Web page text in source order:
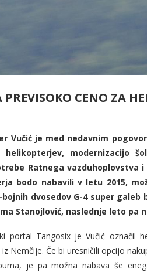
CENO ZA
Vučić je med nedavnim
helikopterjev, modernizacijo
Ratnega vazduhoplovstva
bodo nabavili v letu 2015,
dvosedov G-4 super
Stanojlović, naslednje leto pa
portal Tangosix je Vučić označil
Nemčije. Če bi uresničili opcijo
je pa možna nabava še